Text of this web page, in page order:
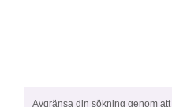
Avgränsa din sökning genom